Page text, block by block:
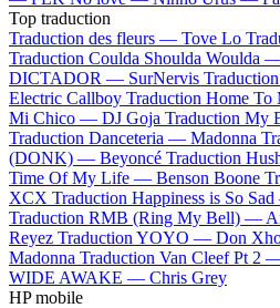
Top traduction
Traduction des fleurs — Tove Lo
Traduction Coulda Shoulda Woulda
DICTADOR — SurNervis
Electric Callboy Traduction Home
Mi Chico — DJ Goja Traduction My
Traduction Danceteria — Madonna
(DONK) — Beyoncé Traduction
Time Of My Life — Benson Boone
XCX Traduction Happiness is So
Traduction RMB (Ring My Bell) —
Reyez Traduction YOYO — Don
Madonna Traduction Van Cleef Pt 2
WIDE AWAKE — Chris Grey
HP mobile